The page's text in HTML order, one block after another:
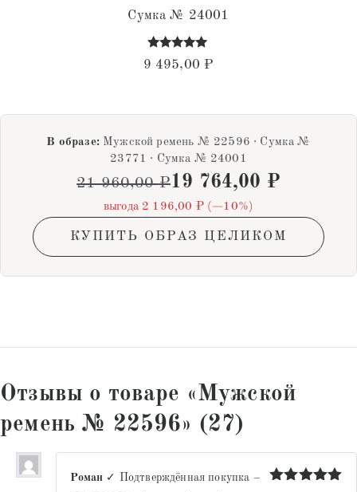
Сумка № 24001
Оценка
5.00
9 495,00 ₽
В образе:Мужской ремень № 22596 · Сумка №
23771 · Сумка № 24001
21 960,00₽19 764,00 ₽
выгода 2 196,00 ₽ (−10%)
КУПИТЬ ОБРАЗ ЦЕЛИКОМ
Отзывы о товаре «Мужской
ремень № 22596» (27)
Роман ✓ Подтверждённая покупка –